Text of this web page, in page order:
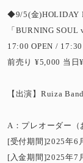
◆9/5(金)HOLIDAY
「BURNING SOUL
17:00 OPEN /
前売り ¥5,000 当日
【出演】Ruiza
A：プレオーダー（
[受付期間]2025年6
[入金期間]2025年7